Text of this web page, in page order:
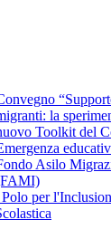
la
Toolkit del
Asilo
Polo per